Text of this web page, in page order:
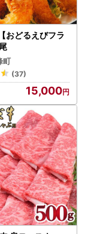
おどるえびフラ
町
(37)
15,000